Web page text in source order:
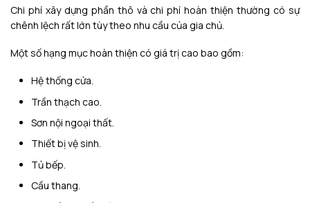
Chi phí xây dựng phần thô và chi phí hoàn thiện thường có sự
chênh lệch rất lớn tùy theo nhu cầu của gia chủ.
Một số hạng mục hoàn thiện có giá trị cao bao gồm:
Hệ thống cửa.
Trần thạch cao.
Sơn nội ngoại thất.
Thiết bị vệ sinh.
Tủ bếp.
Cầu thang.